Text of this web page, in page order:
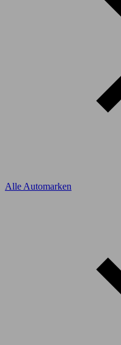
Alle Automarken